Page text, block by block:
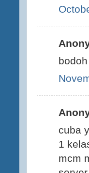
cuba
1
mcm